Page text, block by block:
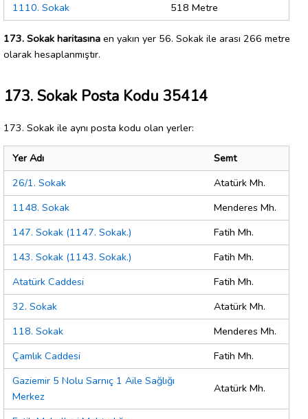
1110. Sokak
518 Metre
173. Sokak haritasına en yakın yer 56. Sokak ile arası 266 metre
olarak hesaplanmıştır.
173. Sokak Posta Kodu 35414
173. Sokak ile aynı posta kodu olan yerler:
Yer Adı
Semt
26/1. Sokak
Atatürk Mh.
1148. Sokak
Menderes Mh.
147. Sokak (1147. Sokak.)
Fatih Mh.
143. Sokak (1143. Sokak.)
Fatih Mh.
Atatürk Caddesi
Fatih Mh.
32. Sokak
Atatürk Mh.
118. Sokak
Menderes Mh.
Çamlık Caddesi
Fatih Mh.
Gaziemir 5 Nolu Sarnıç 1 Aile Sağlığı
Merkez
Atatürk Mh.